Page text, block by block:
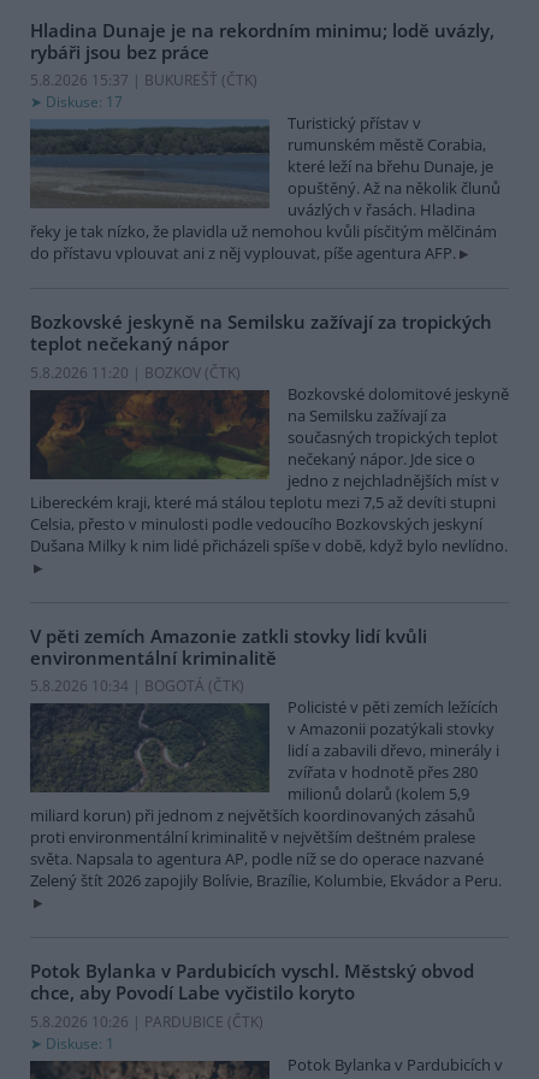
Hladina Dunaje je na rekordním minimu; lodě uvázly,
rybáři jsou bez práce
5.8.2026 15:37 | BUKUREŠŤ (ČTK)
Diskuse: 17
Turistický přístav v
rumunském městě Corabia,
které leží na břehu Dunaje, je
opuštěný. Až na několik člunů
uvázlých v řasách. Hladina
řeky je tak nízko, že plavidla už nemohou kvůli písčitým mělčinám
do přístavu vplouvat ani z něj vyplouvat, píše agentura AFP.
Bozkovské jeskyně na Semilsku zažívají za tropických
teplot nečekaný nápor
5.8.2026 11:20 | BOZKOV (ČTK)
Bozkovské dolomitové jeskyně
na Semilsku zažívají za
současných tropických teplot
nečekaný nápor. Jde sice o
jedno z nejchladnějších míst v
Libereckém kraji, které má stálou teplotu mezi 7,5 až devíti stupni
Celsia, přesto v minulosti podle vedoucího Bozkovských jeskyní
Dušana Milky k nim lidé přicházeli spíše v době, když bylo nevlídno.
V pěti zemích Amazonie zatkli stovky lidí kvůli
environmentální kriminalitě
5.8.2026 10:34 | BOGOTÁ (ČTK)
Policisté v pěti zemích ležících
v Amazonii pozatýkali stovky
lidí a zabavili dřevo, minerály i
zvířata v hodnotě přes 280
milionů dolarů (kolem 5,9
miliard korun) při jednom z největších koordinovaných zásahů
proti environmentální kriminalitě v největším deštném pralese
světa. Napsala to agentura AP, podle níž se do operace nazvané
Zelený štít 2026 zapojily Bolívie, Brazílie, Kolumbie, Ekvádor a Peru.
Potok Bylanka v Pardubicích vyschl. Městský obvod
chce, aby Povodí Labe vyčistilo koryto
5.8.2026 10:26 | PARDUBICE (ČTK)
Diskuse: 1
Potok Bylanka v Pardubicích v